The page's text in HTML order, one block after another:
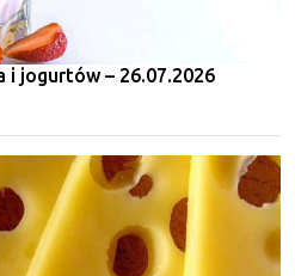
i jogurtów – 26.07.2026